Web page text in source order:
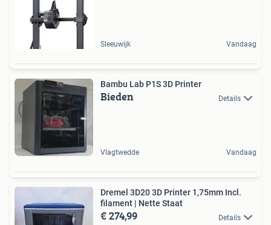
Sleeuwijk Vandaag
Bambu Lab P1S 3D Printer
Bieden Details
Vlagtwedde Vandaag
Dremel 3D20 3D Printer 1,75mm Incl.
filament | Nette Staat
€ 274,99 Details